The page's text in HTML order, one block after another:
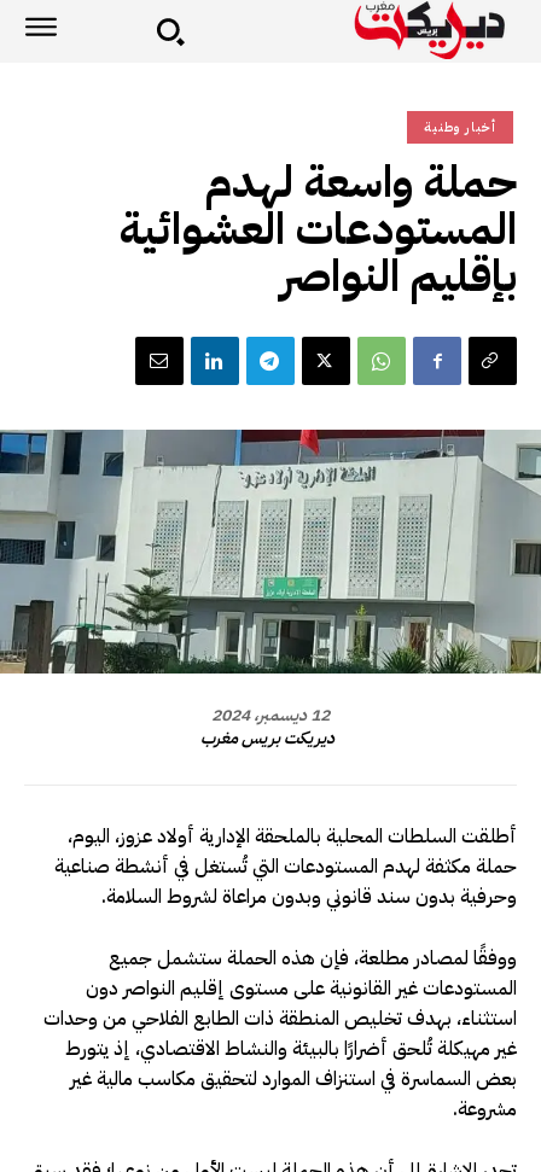
أخبار وطنية
حملة واسعة لهدم
المستودعات العشوائية
بإقليم النواصر
12 ديسمبر، 2024
ديريكت بريس مغرب
أطلقت السلطات المحلية بالملحقة الإدارية أولاد عزوز، اليوم،
حملة مكثفة لهدم المستودعات التي تُستغل في أنشطة صناعية
وحرفية بدون سند قانوني وبدون مراعاة لشروط السلامة.
ووفقًا لمصادر مطلعة، فإن هذه الحملة ستشمل جميع
المستودعات غير القانونية على مستوى إقليم النواصر دون
استثناء، بهدف تخليص المنطقة ذات الطابع الفلاحي من وحدات
غير مهيكلة تُلحق أضرارًا بالبيئة والنشاط الاقتصادي، إذ يتورط
بعض السماسرة في استنزاف الموارد لتحقيق مكاسب مالية غير
مشروعة.